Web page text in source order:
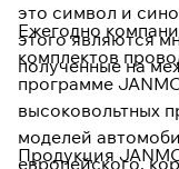
это символ и
этого являются
полученные на
Ежегодно
комплектов
программе
высоковольтных
моделей
европейского,
Продукция